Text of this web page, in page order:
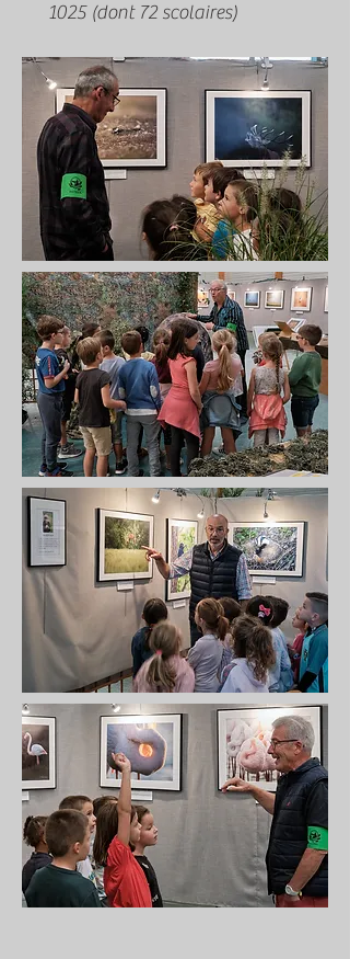
1025 (dont 72 scolaires)